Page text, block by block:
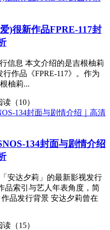
)很新作品FPRE-117封
信息 本文介绍的是吉根柚莉
行作品《FPRE-117》。作为
柚莉...
读（10）
134封面与剧情介绍
安达夕莉」的最新影视发行
品索引与艺人年表角度，简
品发行背景 安达夕莉曾在
读（15）